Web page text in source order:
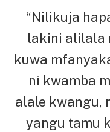
“Nilikuja
lakini alilala
kuwa
ni kwamba
alale kwangu,
yangu tamu